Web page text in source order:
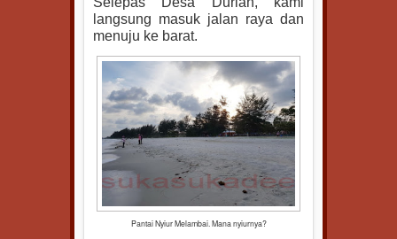
langsung masuk jalan raya dan
menuju ke barat.
Pantai Nyiur Melambai. Mana nyiurnya?